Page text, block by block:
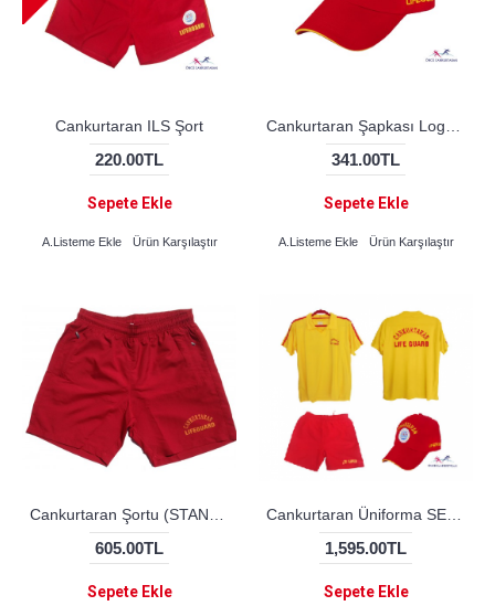
Cankurtaran ILS Şort
220.00TL
Sepete Ekle
A.Listeme Ekle Ürün Karşılaştır
Cankurtaran Şapkası Logolu
341.00TL
Sepete Ekle
A.Listeme Ekle Ürün Karşılaştır
605.00TL
Sepete Ekle
1,595.00TL
Sepete Ekle